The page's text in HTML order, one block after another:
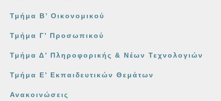
Τμήμα Β’ Οικονομικού
Τμήμα Γ’ Προσωπικού
Τμήμα Δ’ Πληροφορικής & Νέων Τεχνολογιών
Τμήμα Ε’ Εκπαιδευτικών Θεμάτων
Ανακοινώσεις